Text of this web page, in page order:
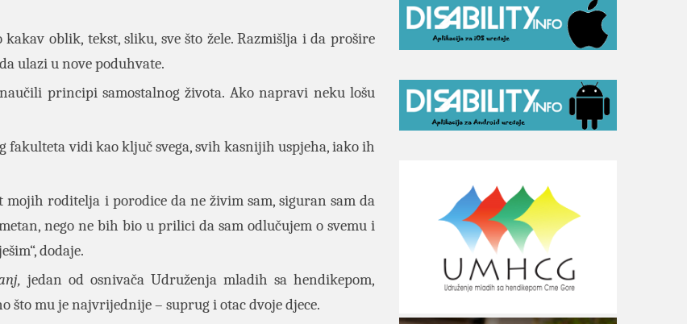
oblik, tekst, sliku, sve što žele. Razmišlja i da prošire
ulazi u nove poduhvate.
principi samostalnog života. Ako napravi neku lošu
fakulteta vidi kao ključ svega, svih kasnijih uspjeha, iako ih
roditelja i porodice da ne živim sam, siguran sam da
nego ne bih bio u prilici da sam odlučujem o svemu i
dodaje.
jedan od osnivača Udruženja mladih sa hendikepom,
što mu je najvrijednije – suprug i otac dvoje djece.